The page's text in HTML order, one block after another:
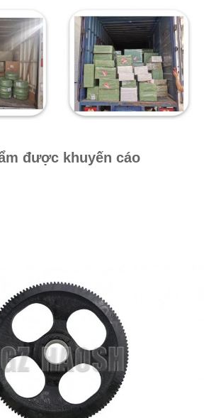
được khuyến cáo